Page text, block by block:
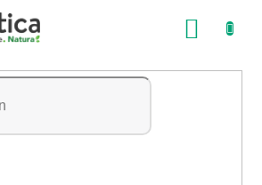
COŞ